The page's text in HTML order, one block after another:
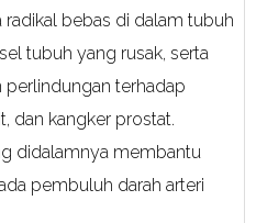
bebas di dalam tubuh
tubuh yang rusak, serta
terhadap
dan kangker prostat.
didalamnya membantu
pembuluh darah arteri